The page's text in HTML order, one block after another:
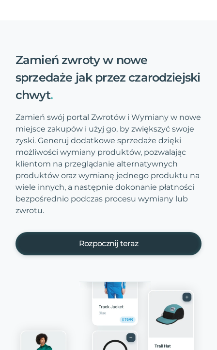
Zamień zwroty w nowe
sprzedaże jak przez czarodziejski
chwyt.
Zamień swój portal Zwrotów i Wymiany w nowe
miejsce zakupów i użyj go, by zwiększyć swoje
zyski. Generuj dodatkowe sprzedaże dzięki
możliwości wymiany produktów, pozwalając
klientom na przeglądanie alternatywnych
produktów oraz wymianę jednego produktu na
wiele innych, a następnie dokonanie płatności
bezpośrednio podczas procesu wymiany lub
zwrotu.
Rozpocznij teraz